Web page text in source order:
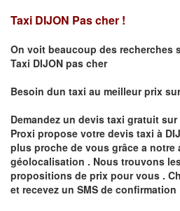
Taxi DIJON Pas cher !
On voit beaucoup des recherches
Taxi DIJON pas cher
Besoin dun taxi au meilleur prix
Demandez un devis taxi gratuit sur
Proxi propose votre devis taxi à
plus proche de vous grâce a notre
géolocalisation . Nous trouvons
propositions de prix pour vous .
et recevez un SMS de confirmation